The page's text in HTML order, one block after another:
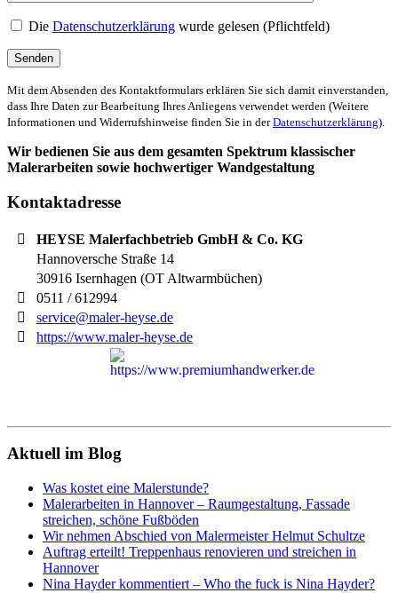
Die Datenschutzerklärung wurde gelesen (Pflichtfeld)
Mit dem Absenden des Kontaktformulars erklären Sie sich damit einverstanden,
dass Ihre Daten zur Bearbeitung Ihres Anliegens verwendet werden (Weitere
Informationen und Widerrufshinweise finden Sie in derDatenschutzerklärung).
Wir bedienen Sie aus dem gesamten Spektrum klassischer
Malerarbeiten sowie hochwertiger Wandgestaltung
Kontaktadresse
HEYSE Malerfachbetrieb GmbH & Co. KG
Hannoversche Straße 14
30916 Isernhagen (OT Altwarmbüchen)
0511 / 612994
service@maler-heyse.de
https://www.maler-heyse.de
Aktuell im Blog
Was kostet eine Malerstunde?
Malerarbeiten in Hannover – Raumgestaltung, Fassade
streichen, schöne Fußböden
Wir nehmen Abschied von Malermeister Helmut Schultze
Auftrag erteilt! Treppenhaus renovieren und streichen in
Hannover
Nina Hayder kommentiert – Who the fuck is Nina Hayder?